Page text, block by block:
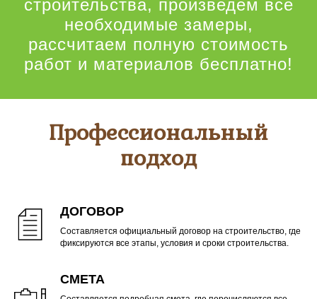
строительства, произведем все
необходимые замеры,
рассчитаем полную стоимость
работ и материалов бесплатно!
Профессиональный
подход
ДОГОВОР
Составляется официальный договор на строительство, где
фиксируются все этапы, условия и сроки строительства.
СМЕТА